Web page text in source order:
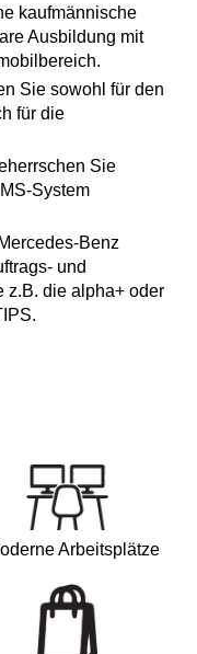
kaufmännische
Ausbildung mit
Sie sowohl für den
für die
Sie
System
Benz
und
z.B. die alpha+ oder
Arbeitsplätze